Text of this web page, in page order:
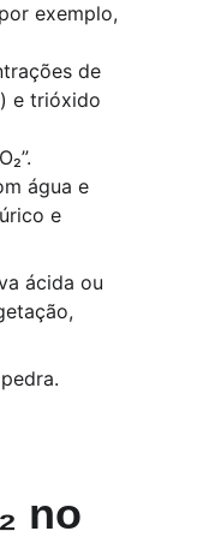
exemplo,
de
e trióxido
água e
e
ácida ou
no